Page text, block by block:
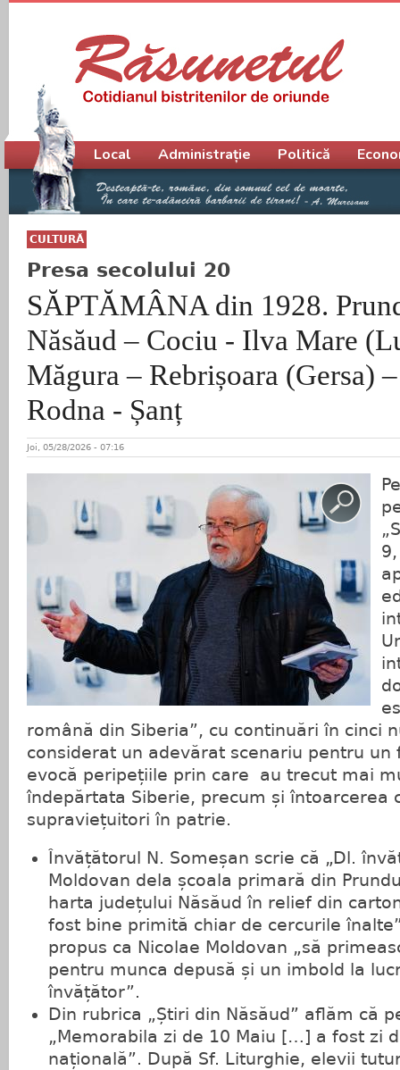
CULTURĂ
Presa secolului 20
SĂPTĂMÂNA din 1928.
Năsăud – Cociu - Ilva Mare
Măgura – Rebrișoara (Gersa)
Rodna - Șanț
Joi, 05/28/2026 - 07:16
română din Siberia”, cu continuări în cinci
considerat un adevărat scenariu pentru un
evocă peripețiile prin care au trecut mai
îndepărtata Siberie, precum și întoarcerea
supraviețuitori în patrie.
Învățătorul N. Someșan scrie că „Dl.
Moldovan dela școala primară din
harta județului Năsăud în relief din
fost bine primită chiar de cercurile
propus ca Nicolae Moldovan „să
pentru munca depusă și un imbold la
învățător”.
Din rubrica „Știri din Năsăud” aflăm că
„Memorabila zi de 10 Maiu […] a fost zi
națională”. După Sf. Liturghie, elevii
Meniu principal
Local Administrație Politică